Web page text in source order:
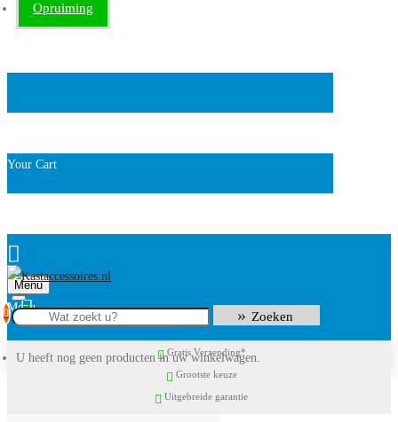
Opruiming
Your Cart
Menu
0
U heeft nog geen producten in uw winkelwagen.
Zoeken
Gratis Verzending*
Grootste keuze
Uitgebreide garantie